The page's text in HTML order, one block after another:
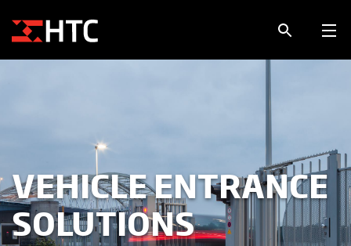
VEHICLE ENTRANCE
SOLUTIONS